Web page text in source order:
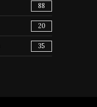
88
20
35